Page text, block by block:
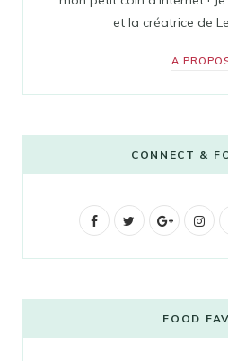
et la créatrice de
A
CONNECT &
F
b
t
G
g
l
I
t
a
FOOD